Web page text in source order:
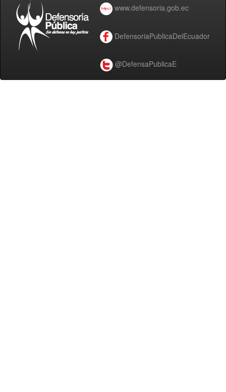
www.defensoria.gob.ec
DefensoriaPublicaDelEcuador
@DefensaPublicaE